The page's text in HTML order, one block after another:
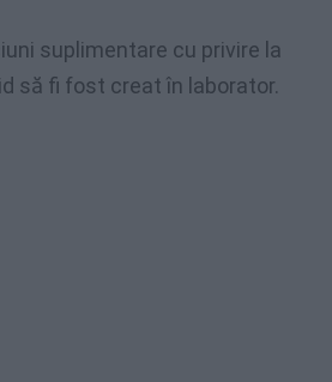
suplimentare cu privire la
să fi fost creat în laborator.